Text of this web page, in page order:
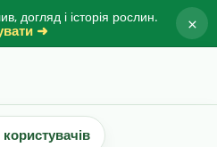
догляд і історія рослин.
➜ ×
користувачів